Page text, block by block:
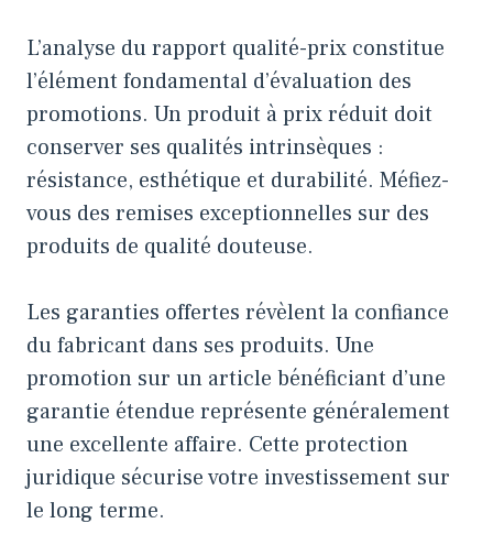
L’analyse du rapport qualité-prix constitue
l’élément fondamental d’évaluation des
promotions. Un produit à prix réduit doit
conserver ses qualités intrinsèques :
résistance, esthétique et durabilité. Méfiez-
vous des remises exceptionnelles sur des
produits de qualité douteuse.
Les garanties offertes révèlent la confiance
du fabricant dans ses produits. Une
promotion sur un article bénéficiant d’une
garantie étendue représente généralement
une excellente affaire. Cette protection
juridique sécurise votre investissement sur
le long terme.